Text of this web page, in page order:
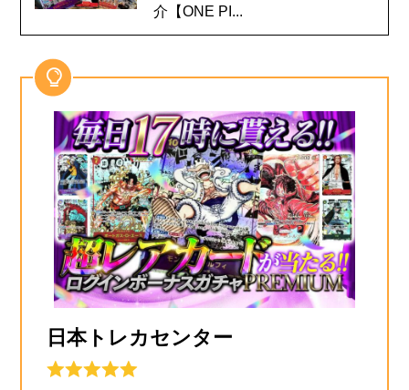
介【ONE PI...
日本トレカセンター